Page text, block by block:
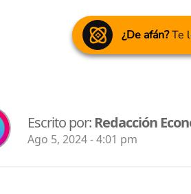
¿De afán?Te
Escrito por:Redacción
Ago 5, 2024 - 4:01 pm